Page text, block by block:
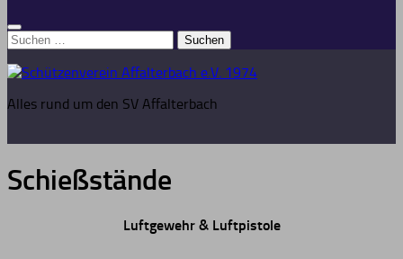
Suchen
nach:
Alles rund um den SV Affalterbach
Schießstände
Luftgewehr & Luftpistole